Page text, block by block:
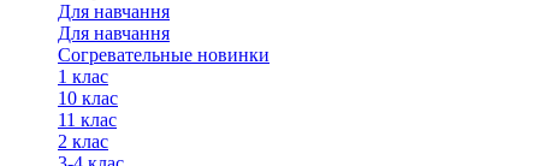
Для навчання
Для навчання
Согревательные новинки
1 клас
10 клас
11 клас
2 клас